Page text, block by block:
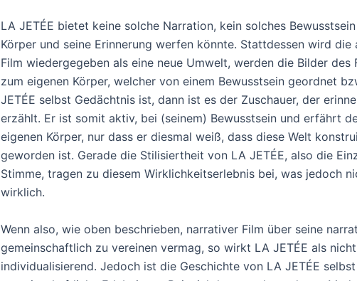
LA JETÉE bietet keine solche Narration, kein solches
Körper und seine Erinnerung werfen könnte. Stattdessen wird
Film wiedergegeben als eine neue Umwelt, werden die Bilder
zum eigenen Körper, welcher von einem Bewusstsein geordnet
JETÉE selbst Gedächtnis ist, dann ist es der Zuschauer, der
erzählt. Er ist somit aktiv, bei (seinem) Bewusstsein und erfährt
eigenen Körper, nur dass er diesmal weiß, dass diese Welt
geworden ist. Gerade die Stilisiertheit von LA JETÉE, also die
Stimme, tragen zu diesem Wirklichkeitserlebnis bei, was jedoch
wirklich.
Wenn also, wie oben beschrieben, narrativer Film über seine
gemeinschaftlich zu vereinen vermag, so wirkt LA JETÉE als
individualisierend. Jedoch ist die Geschichte von LA JETÉE